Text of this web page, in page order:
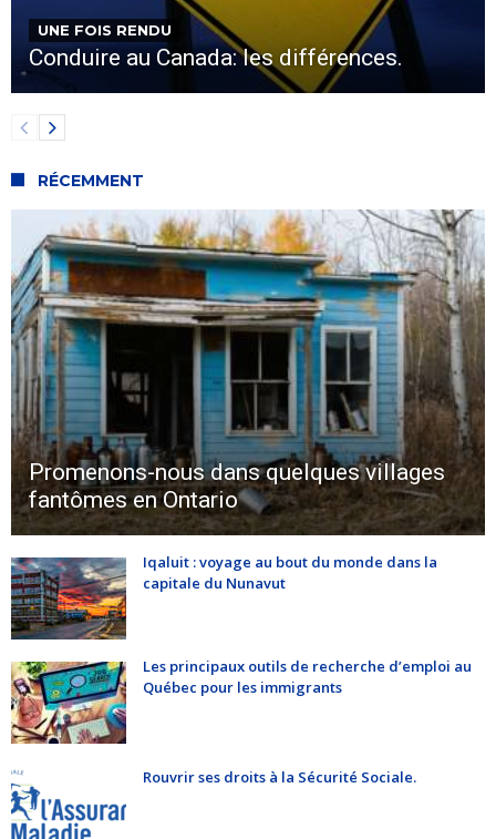
UNE FOIS RENDU
Conduire au Canada: les différences.
RÉCEMMENT
Promenons-nous dans quelques villages
fantômes en Ontario
Iqaluit : voyage au bout du monde dans la
capitale du Nunavut
Les principaux outils de recherche d’emploi au
Québec pour les immigrants
Rouvrir ses droits à la Sécurité Sociale.